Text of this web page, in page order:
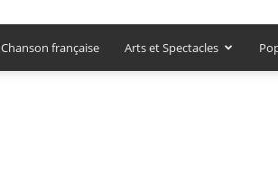
Chanson française Arts et Spectacles